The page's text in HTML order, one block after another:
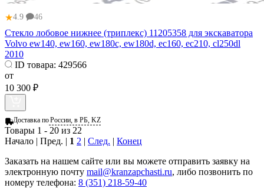
★4.9 46
Стекло лобовое нижнее (триплекс) 11205358 для экскаватора
Volvo ew140, ew160, ew180c, ew180d, ec160, ec210, cl250dl
2010
ID товара: 429566
от
10 300 ₽
Доставка поРоссии, в РБ, KZ
Товары 1 - 20 из 22
Начало | Пред. | 1 2 | След. | Конец
Заказать на нашем сайте или вы можете отправить заявку на
электронную почту mail@kranzapchasti.ru, либо позвонить по
номеру телефона: 8 (351) 218-59-40